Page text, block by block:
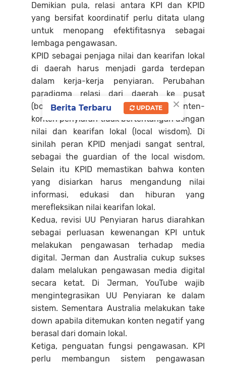
Demikian pula, relasi antara KPI dan KPID
yang bersifat koordinatif perlu ditata ulang
untuk menopang efektifitasnya sebagai
lembaga pengawasan.
KPID sebagai penjaga nilai dan kearifan lokal
di daerah harus menjadi garda terdepan
dalam kerja-kerja penyiaran. Perubahan
paradigma relasi dari daerah ke pusat
(bottom-up) akan lebih menjamin konten-
konten penyiaran tidak bertentangan dengan
nilai dan kearifan lokal (local wisdom). Di
sinilah peran KPID menjadi sangat sentral,
sebagai the guardian of the local wisdom.
Selain itu KPID memastikan bahwa konten
yang disiarkan harus mengandung nilai
informasi, edukasi dan hiburan yang
merefleksikan nilai kearifan lokal.
Kedua, revisi UU Penyiaran harus diarahkan
sebagai perluasan kewenangan KPI untuk
melakukan pengawasan terhadap media
digital. Jerman dan Australia cukup sukses
dalam melalukan pengawasan media digital
secara ketat. Di Jerman, YouTube wajib
mengintegrasikan UU Penyiaran ke dalam
sistem. Sementara Australia melakukan take
down apabila ditemukan konten negatif yang
berasal dari domain lokal.
Ketiga, penguatan fungsi pengawasan. KPI
perlu membangun sistem pengawasan
×
Berita Terbaru UPDATE